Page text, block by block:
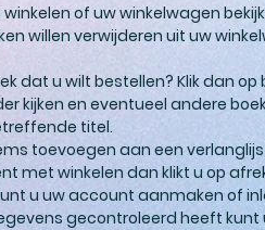
of uw winkelwagen
willen verwijderen uit uw
dat u wilt bestellen? Klik dan
kijken en eventueel andere
titel.
toevoegen aan een
met winkelen dan klikt u op
u uw account aanmaken of
gecontroleerd heeft kunt